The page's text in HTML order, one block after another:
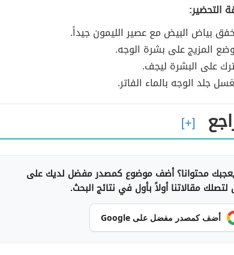
التحضير:
بياض البيض مع عصير الليمون جيداً.
المزيج على بشرة الوجه.
على البشرة ليجف.
جلد الوجه بالماء الفاتر.
محتوانا؟ أضف موضوع كمصدر مفضل لديك على
مقالاتنا أولاً بأول في نتائج البحث.
أضف كمصدر مفضل على Google